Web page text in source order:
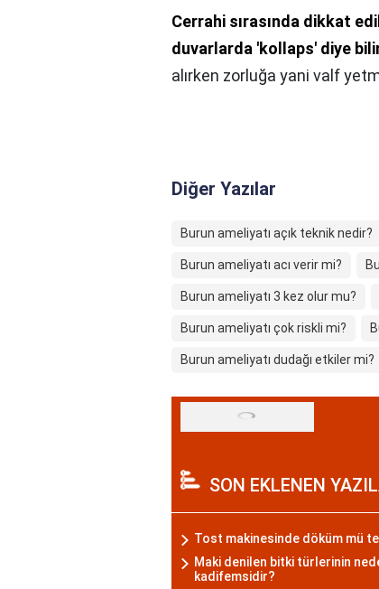
Cerrahi sırasında dikkat
duvarlarda 'kollaps' diye
alırken zorluğa yani valf
Diğer Yazılar
Burun ameliyatı açık teknik nedir?
Burun ameliyatı acı verir mi?
Burun ameliyatı 3 kez olur mu?
Burun ameliyatı çok riskli mi?
Burun ameliyatı dudağı etkiler mi?
SON EKLENEN
Tost makinesinde döküm mü
Maki denilen bitki türlerinin
kadifemsidir?